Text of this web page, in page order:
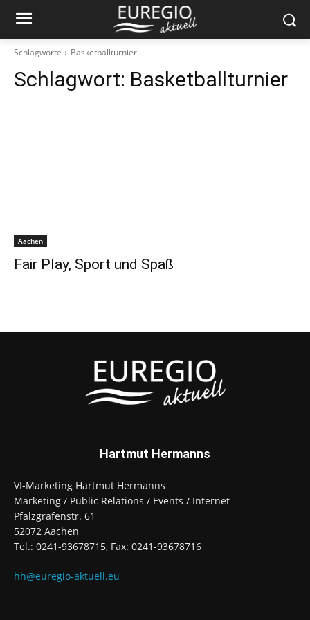
Schlagworte Basketballturnier
Schlagwort: Basketballturnier
Aachen
Fair Play, Sport und Spaß
Hartmut Hermanns
VI-Marketing Hartmut Hermanns
Marketing / Public Relations / Events / Internet
Pfalzgrafenstr. 61
52072 Aachen
Tel.: 0241-93678715, Fax: 0241-93678716
hh@euregio-aktuell.eu